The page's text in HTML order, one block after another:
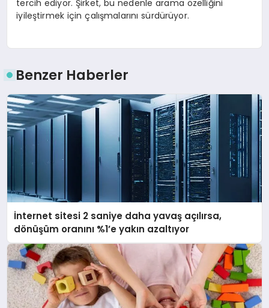
tercih ediyor. Şirket, bu nedenle arama özelliğini
iyileştirmek için çalışmalarını sürdürüyor.
Benzer Haberler
İnternet sitesi 2 saniye daha yavaş açılırsa,
dönüşüm oranını %1’e yakın azaltıyor